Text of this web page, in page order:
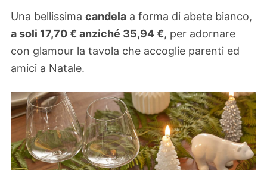
Una bellissima candela a forma di abete bianco,
a soli 17,70 € anziché 35,94 €, per adornare
con glamour la tavola che accoglie parenti ed
amici a Natale.